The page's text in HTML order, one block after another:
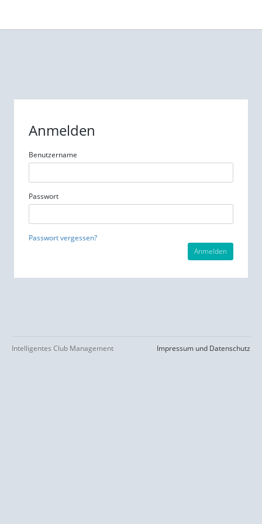
Anmelden
Benutzername
Passwort
Passwort vergessen?
Anmelden
Impressum und Datenschutz
Intelligentes Club Management